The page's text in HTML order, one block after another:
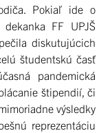
Pokiaľ ide o
FF UPJŠ
diskutujúcich
študentskú časť
pandemická
štipendií, či
výsledky
reprezentáciu